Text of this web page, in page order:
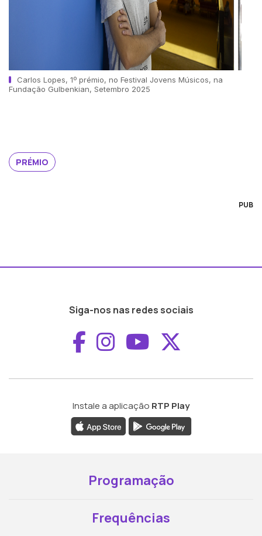
Carlos Lopes, 1º prémio, no Festival Jovens Músicos, na
Fundação Gulbenkian, Setembro 2025
PRÉMIO
PUB
Siga-nos nas redes sociais
Aceder ao
Aceder ao
Aceder ao
Instale a aplicação RTP Play
Programação
Frequências